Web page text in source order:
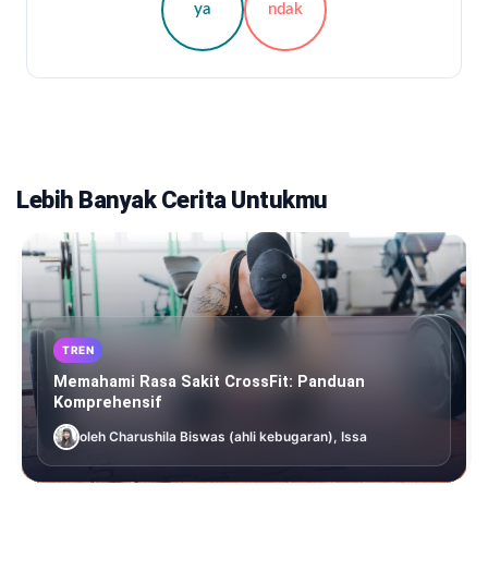
ya ndak
Lebih Banyak Cerita Untukmu
TREN
Memahami Rasa Sakit CrossFit: Panduan
Komprehensif
oleh Charushila Biswas (ahli kebugaran), Issa